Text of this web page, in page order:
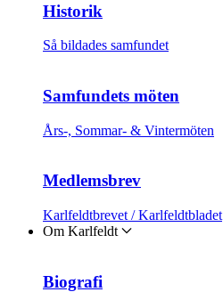
Historik
Så bildades samfundet
Samfundets möten
Års-, Sommar- & Vintermöten
Medlemsbrev
Karlfeldtbrevet / Karlfeldtbladet
Om Karlfeldt
Biografi